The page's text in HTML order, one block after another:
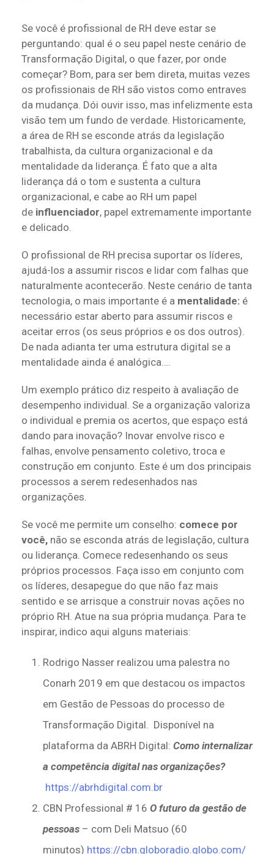
Se você é profissional de RH deve estar se
perguntando: qual é o seu papel neste cenário de
Transformação Digital, o que fazer, por onde
começar? Bom, para ser bem direta, muitas vezes
os profissionais de RH são vistos como entraves
da mudança. Dói ouvir isso, mas infelizmente esta
visão tem um fundo de verdade. Historicamente,
a área de RH se esconde atrás da legislação
trabalhista, da cultura organizacional e da
mentalidade da liderança. É fato que a alta
liderança dá o tom e sustenta a cultura
organizacional, e cabe ao RH um papel
de influenciador, papel extremamente importante
e delicado.
O profissional de RH precisa suportar os líderes,
ajudá-los a assumir riscos e lidar com falhas que
naturalmente acontecerão. Neste cenário de tanta
tecnologia, o mais importante é a mentalidade: é
necessário estar aberto para assumir riscos e
aceitar erros (os seus próprios e os dos outros).
De nada adianta ter uma estrutura digital se a
mentalidade ainda é analógica….
Um exemplo prático diz respeito à avaliação de
desempenho individual. Se a organização valoriza
o individual e premia os acertos, que espaço está
dando para inovação? Inovar envolve risco e
falhas, envolve pensamento coletivo, troca e
construção em conjunto. Este é um dos principais
processos a serem redesenhados nas
organizações.
Se você me permite um conselho: comece por
você, não se esconda atrás de legislação, cultura
ou liderança. Comece redesenhando os seus
próprios processos. Faça isso em conjunto com
os líderes, desapegue do que não faz mais
sentido e se arrisque a construir novas ações no
próprio RH. Atue na sua própria mudança. Para te
inspirar, indico aqui alguns materiais:
Rodrigo Nasser realizou uma palestra no
Conarh 2019 em que destacou os impactos
em Gestão de Pessoas do processo de
Transformação Digital. Disponível na
plataforma da ABRH Digital: Como internalizar
a competência digital nas organizações?
https://abrhdigital.com.br
CBN Professional # 16 O futuro da gestão de
pessoas – com Deli Matsuo (60
minutos) https://cbn.globoradio.globo.com/